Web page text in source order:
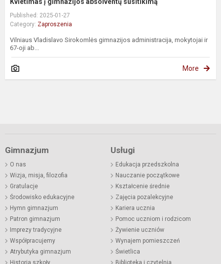
Published: 2025-01-27
Category: Zaproszenia
Vilniaus Vladislavo Sirokomlės gimnazijos administracija, mokytojai ir
67-oji ab...
More
Gimnazjum
O nas
Wizja, misja, filozofia
Gratulacje
Środowisko edukacyjne
Hymn gimnazjum
Patron gimnazjum
Imprezy tradycyjne
Współpracujemy
Atrybutyka gimnazjum
Historia szkoły
Usługi
Edukacja przedszkolna
Nauczanie początkowe
Kształcenie średnie
Zajęcia pozalekcyjne
Kariera ucznia
Pomoc uczniom i rodzicom
Żywienie uczniów
Wynajem pomieszczeń
Świetlica
Biblioteka i czytelnia